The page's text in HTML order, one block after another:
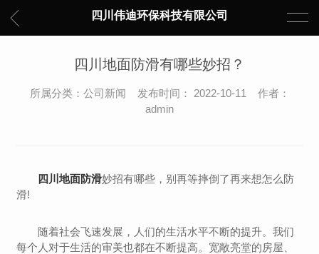
四川伟迪环保科技有限公司
四川地面防滑有哪些妙招？
所属分类：公司新闻 发布时间： 2022-10-11 作者：
admin
四川地面防滑妙招有哪些，别再等摔倒了再来想怎么防
滑!
随着社会飞速发展，人们的生活水平不断的提升。我们
每个人对于生活的审美也都在不断提高。宽敞亮堂的房屋、